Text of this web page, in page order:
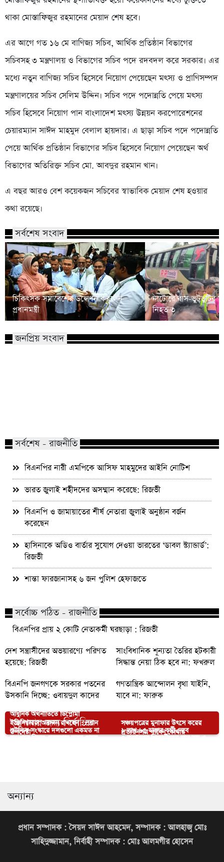
থাকা মোস্তাফিজুর রহমানের মেয়াদ শেষ হবে।
এর আগে গত ১৬ মে বাণিজ্য সচিব, আর্থিক প্রতিষ্ঠান বিভাগের
সচিবসহ ৩ মন্ত্রণালয় ও বিভাগের সচিব পদে রদবদল করে সরকার। এর
মধ্যে নতুন বাণিজ্য সচিব হিসেবে নিয়োগ পেয়েছেন মৎস্য ও প্রাণিসম্পদ
মন্ত্রণালয়ের সচিব সেলিম উদ্দিন। সচিব পদে পদোন্নতি পেয়ে মৎস্য
সচিব হিসেবে নিয়োগ পান বাংলাদেশ মৎস্য উন্নয়ন করপোরেশনের
চেয়ারম্যান সাঈদ মাহমুদ বেলাল হায়দার। এ ছাড়া সচিব পদে পদোন্নতি
পেয়ে আর্থিক প্রতিষ্ঠান বিভাগের সচিব হিসেবে নিয়োগ পেয়েছেন অর্থ
বিভাগের অতিরিক্ত সচিব মো. আবদুর রহমান খান।
এ বছর আরও বেশ কয়েকজন সচিবের স্বাভাবিক মেয়াদ শেষ হওয়ার
কথা রয়েছে।
সর্বশেষ সংবাদ
চিকিৎসক সমাবেশের উদ্বোধন করলেন
প্রধানমন্ত্রী
নাটোরে বাস-ভুটভুটির
নিহত ৩
জনপ্রিয় সংবাদ
সর্বশেষ - রাজনীতি
বিএনপির নারী এমপিকে আসিফ মাহমুদের আইনি নোটিশ
ভারত জুলাই শহীদদের অসম্মান করেছে: রিজভী
বিএনপি ও জামায়াতের শীর্ষ নেতারা জুলাই অনুষ্ঠান বর্জন
করেছেন
হাসিনাকে অডিও বার্তার সুযোগ দেওয়া ভারতের ‘ডাবল স্ট্যান্ডার্ড’:
রিজভী
শান্তা ফারজানাসহ ৬ জন পুলিশ হেফাজতে
সর্বোচ্চ পঠিত - রাজনীতি
বিএনপির প্রায় ২ কোটি নেতাকর্মী ঘরছাড়া : রিজভী
দেশ সন্ত্রাসীদের অভয়ারণ্যে পরিণত
হয়েছে: রিজভী
সাংবিধানিক শূন্যতা তৈরির হটকারী
সিদ্ধান্ত নেয়া ঠিক হবে না: ফখরুল
বিএনপি জনগণকে সরকার পতনের
উসকানি দিচ্ছে: ওবায়দুল কাদের
গণতান্ত্রিক আন্দোলন বৃথা যাইনি,
যাবে না: ফারুক
আপনার জন্য নির্বাচিত
আধুনিক অর্থনীতিতে ডিপ্লোমা
ইঞ্জিনিয়াররা অবদান রাখছেন : প্রধান
উপদেষ্টা
সঞ্চয়পত্রের মুনাফার উৎসে করের
প্রত্যয়নপত্র পাবেন কোথায়
মৌলিক সংস্কারে দলগুলো একমত না
১ লাখ ৬৫ হাজার কর্মী নেবে
রূপপুরে বিদ্যুৎ প্রকল্পের ভবন থেকে
৭ কলেজের শিক্ষার্থীদের বাস বন্ধ ও
অন্যান্য
প্রধান সম্পাদক : সৈয়দ সাঈদ আহমেদ, সম্পাদক : আলহাজ্ব মোঃ
সাহিদুজ্জামান, নির্বাহী সম্পাদক : মোঃ আলমগীর হোসেন